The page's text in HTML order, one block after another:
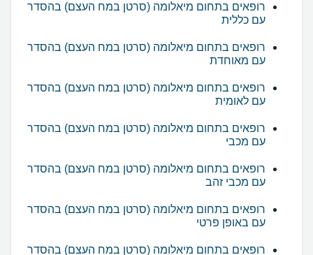
רופאים בתחום מיאלומה (סרטן במח העצם) בהסדר
עם כללית
רופאים בתחום מיאלומה (סרטן במח העצם) בהסדר
עם מאוחדת
רופאים בתחום מיאלומה (סרטן במח העצם) בהסדר
עם לאומית
רופאים בתחום מיאלומה (סרטן במח העצם) בהסדר
עם מכבי
רופאים בתחום מיאלומה (סרטן במח העצם) בהסדר
עם מכבי זהב
רופאים בתחום מיאלומה (סרטן במח העצם) בהסדר
עם באופן פרטי
רופאים בתחום מיאלומה (סרטן במח העצם) בהסדר